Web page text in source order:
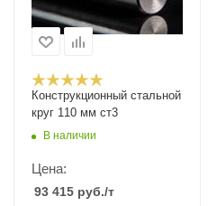
Конструкционный стальной
круг 110 мм ст3
В наличии
Цена:
93 415 руб./т